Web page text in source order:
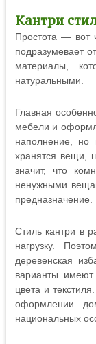
Кантри
Простота — вот
подразумевает
материалы,
натуральными.
Главная
мебели и
наполнение, но
хранятся вещи,
значит, что
ненужными
предназначение.
Стиль кантри в
нагрузку.
деревенская
варианты
цвета и
оформлении
национальных